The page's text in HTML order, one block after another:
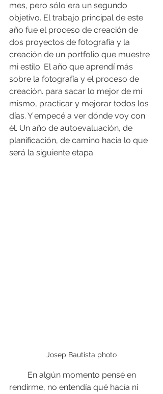
mes, pero sólo era un segundo
objetivo. El trabajo principal de este
año fue el proceso de creación de
dos proyectos de fotografía y la
creación de un portfolio que muestre
mi estilo. El año que aprendí más
sobre la fotografía y el proceso de
creación. para sacar lo mejor de mí
mismo, practicar y mejorar todos los
días. Y empecé a ver dónde voy con
él. Un año de autoevaluación, de
planificación, de camino hacia lo que
será la siguiente etapa.
Josep Bautista photo
rendirme, no entendía qué hacía ni